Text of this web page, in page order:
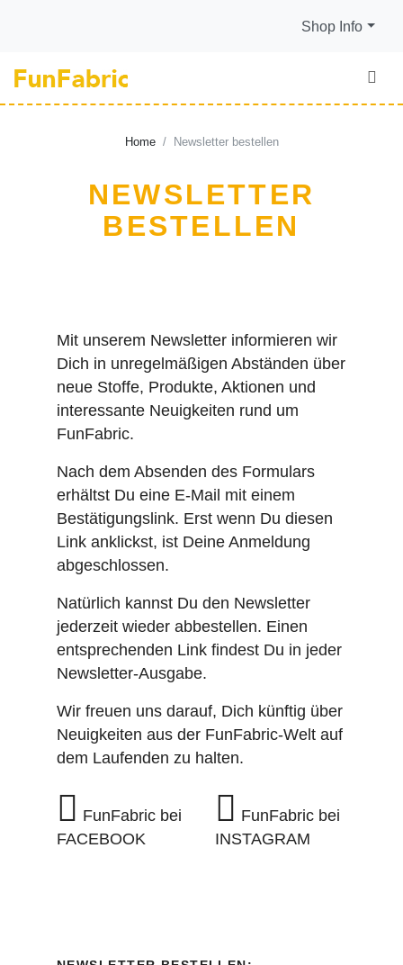
Shop Info
Home Newsletter bestellen
NEWSLETTER
BESTELLEN
Mit unserem Newsletter informieren wir
Dich in unregelmäßigen Abständen über
neue Stoffe, Produkte, Aktionen und
interessante Neuigkeiten rund um
FunFabric.
Nach dem Absenden des Formulars
erhältst Du eine E-Mail mit einem
Bestätigungslink. Erst wenn Du diesen
Link anklickst, ist Deine Anmeldung
abgeschlossen.
Natürlich kannst Du den Newsletter
jederzeit wieder abbestellen. Einen
entsprechenden Link findest Du in jeder
Newsletter-Ausgabe.
Wir freuen uns darauf, Dich künftig über
Neuigkeiten aus der FunFabric-Welt auf
dem Laufenden zu halten.
FunFabric bei
FACEBOOK
FunFabric bei
INSTAGRAM